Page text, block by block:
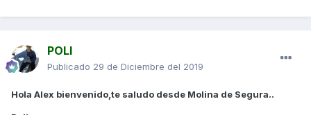
POLI
Publicado 29 de Diciembre del 2019
Hola Alex bienvenido,te saludo desde Molina de Segura..